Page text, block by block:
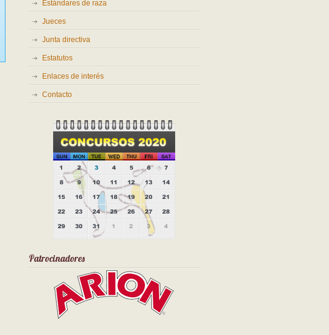
Estándares de raza
Jueces
Junta directiva
Estatutos
Enlaces de interés
Contacto
Patrocinadores